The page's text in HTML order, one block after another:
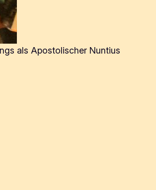
als Apostolischer Nuntius